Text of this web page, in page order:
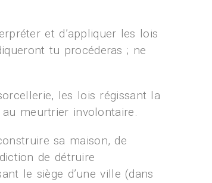
et d’appliquer les lois
tu procéderas ; ne
les lois régissant la
meurtrier involontaire.
sa maison, de
de détruire
le siège d’une ville (dans